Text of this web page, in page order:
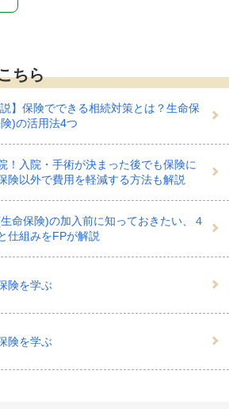
ちら
説】保険でできる相続対策とは？生命保
)の活用法4つ
！入院・手術が決まった後でも保険に
険以外で費用を軽減する方法も解説
命保険)の加入前に知っておきたい、４
仕組みをFPが解説
険を学ぶ
険を学ぶ